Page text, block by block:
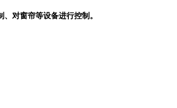
对窗帘等设备进行控制。